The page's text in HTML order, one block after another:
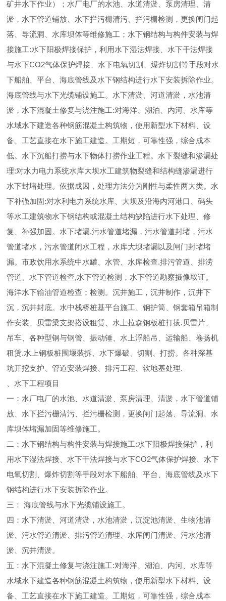
矿井水下作业）；水厂电厂的水池、水道清淤、泵房清理、清
淤，水下管道铺放、水下拦污栅清污、拦污栅检测，更换闸门起
落、导流洞、水库坝体等维修施工；水下钢结构与构件安装与焊
接施工:水下阳极焊接保护，利用水下湿法焊接、水下干法焊接
与水下CO2气体保护焊接、水下电氧切割、爆炸切割等手段对水
下船舶、平台、海底管线及水下钢结构进行水下安装拆除作业。
海底管线与水下光缆铺设施工。水下清淤、河道清淤，水池清
淤，水下混凝土修复与浇注施工:对海洋、湖泊、内河、水库等
水域水下建造各种钢筋混凝土构筑物，使用新型水下材料、设
备、工艺直接在水下施工建造。工期短，可靠性强，综合成本
低。水下沉船打捞与水下物体打捞作业工程。水下裂缝和渗漏处
理:对水力电力系统水库大坝水工建筑物裂缝和结构缝渗漏进行
水下封堵处理。依据成因，处理方法分为刚性与柔性两大类。水
下补强加固:对水利电力系统水库、大坝及沿海内河港口、码头
等水工建筑物水下钢结构或混凝土结构缺陷进行水下处理、修
复、补强加固。水下堵漏,污水管道堵漏，污水管道封堵，污水
管道堵水，污水管道闭水工程，水库大坝堵漏以及闸门封堵堵
漏。市政饮用水系统中水罐、水管、水库检查.排污管道、排涝
管道、水下管道检查,水下管道检测，水下管道勘察摄像取证。
海洋水下输油管道检查；检测。沉井施工，沉井制作，沉井下
沉，沉井封底。水中栈桥桩基平台施工、钢护筒、钢套箱吊箱制
作安装、贝雷梁支架搭设租赁、水上拉森钢板桩打拔.贝雷片、
吊车、各种型钢与钢管、振动锤、水上浮船吊、运输船、卷扬机
租赁.水上钢板桩围堰装拆、水下爆破、切割、打捞。各种深基
坑开挖支护、管道安装焊接、排污工程、软地基处理.
、水下工程项目
一：水厂电厂的水池、水道清淤、泵房清理、清淤，水下管道铺
放、水下拦污栅清污、拦污栅检测，更换闸门起落、导流洞、水
库坝体堵漏加固等维修施工。
二：水下钢结构与构件安装与焊接施工:水下阳极焊接保护，利
用水下湿法焊接、水下干法焊接与水下CO2气体保护焊接、水下
电氧切割、爆炸切割等手段对水下船舶、平台、海底管线及水下
钢结构进行水下安装拆除作业。
三： 海底管线与水下光缆铺设施工。
四：水下清淤、河道清淤，水池清淤，沉淀池清淤、生物池清
淤、污水管道清淤、排污管道清理、水库闸门清淤、污水池清
淤、沉井清淤。
五：水下混凝土修复与浇注施工:对海洋、湖泊、内河、水库等
水域水下建造各种钢筋混凝土构筑物，使用新型水下材料、设
备、工艺直接在水下施工建造。工期短，可靠性强，综合成本